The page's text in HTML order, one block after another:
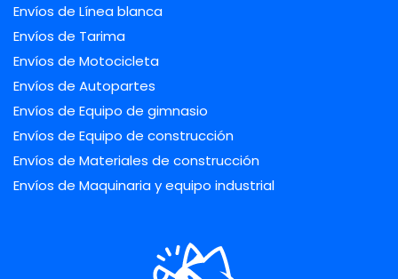
Envíos de Línea blanca
Envíos de Tarima
Envíos de Motocicleta
Envíos de Autopartes
Envíos de Equipo de gimnasio
Envíos de Equipo de construcción
Envíos de Materiales de construcción
Envíos de Maquinaria y equipo industrial